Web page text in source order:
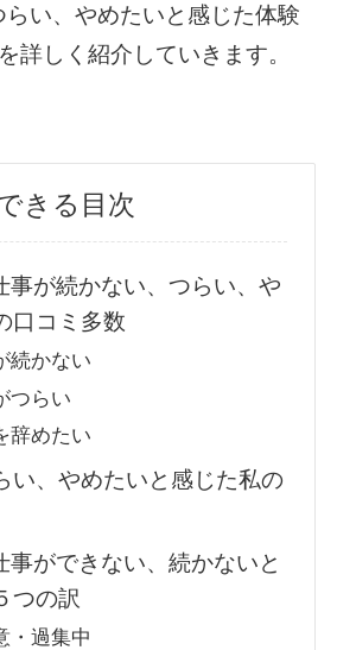
い、やめたいと感じた体験
詳しく紹介していきます。
きる目次
事が続かない、つらい、や
口コミ多数
続かない
つらい
辞めたい
い、やめたいと感じた私の
事ができない、続かないと
つの訳
・過集中